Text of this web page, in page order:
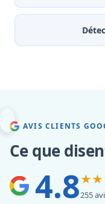
AVIS CLIENTS
Ce que
4.8255